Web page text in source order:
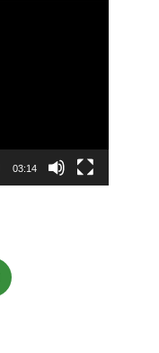
03:14